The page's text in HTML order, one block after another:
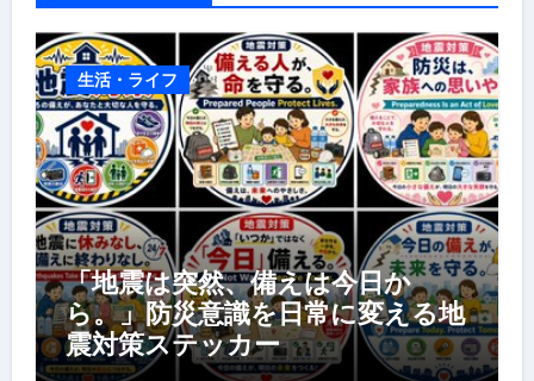
生活・ライフ
「地震は突然、備えは今日か
ら。」防災意識を日常に変える地
震対策ステッカー